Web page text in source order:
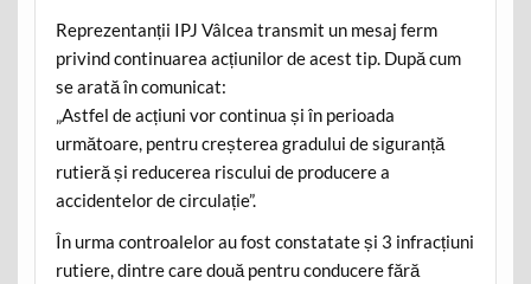
Reprezentanții IPJ Vâlcea transmit un mesaj ferm
privind continuarea acțiunilor de acest tip. După cum
se arată în comunicat:
„Astfel de acțiuni vor continua și în perioada
următoare, pentru creșterea gradului de siguranță
rutieră și reducerea riscului de producere a
accidentelor de circulație”.
În urma controalelor au fost constatate și 3 infracțiuni
rutiere, dintre care două pentru conducere fără